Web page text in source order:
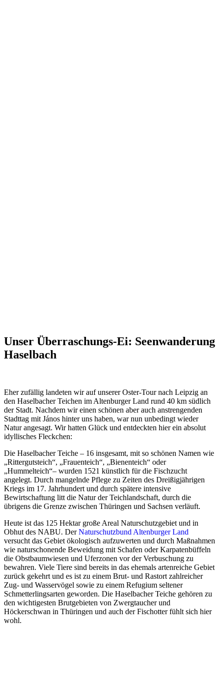
Unser Überraschungs-Ei: Seenwanderung
Haselbach
Eher zufällig landeten wir auf unserer Oster-Tour nach Leipzig an
den Haselbacher Teichen im Altenburger Land rund 40 km südlich
der Stadt. Nachdem wir einen schönen aber auch anstrengenden
Stadttag mit János hinter uns haben, war nun unbedingt wieder
Natur angesagt. Wir hatten Glück und entdeckten hier ein absolut
idyllisches Fleckchen:
Die Haselbacher Teiche – 16 insgesamt, mit so schönen Namen wie
„Rittergutsteich“, „Frauenteich“, „Bienenteich“ oder
„Hummelteich“– wurden 1521 künstlich für die Fischzucht
angelegt. Durch mangelnde Pflege zu Zeiten des Dreißigjährigen
Kriegs im 17. Jahrhundert und durch spätere intensive
Bewirtschaftung litt die Natur der Teichlandschaft, durch die
übrigens die Grenze zwischen Thüringen und Sachsen verläuft.
Heute ist das 125 Hektar große Areal Naturschutzgebiet und in
Obhut des NABU. DerNaturschutzbund Altenburger Land
versucht das Gebiet ökologisch aufzuwerten und durch Maßnahmen
wie naturschonende Beweidung mit Schafen oder Karpatenbüffeln
die Obstbaumwiesen und Uferzonen vor der Verbuschung zu
bewahren. Viele Tiere sind bereits in das ehemals artenreiche Gebiet
zurück gekehrt und es ist zu einem Brut- und Rastort zahlreicher
Zug- und Wasservögel sowie zu einem Refugium seltener
Schmetterlingsarten geworden. Die Haselbacher Teiche gehören zu
den wichtigesten Brutgebieten von Zwergtaucher und
Höckerschwan in Thüringen und auch der Fischotter fühlt sich hier
wohl.